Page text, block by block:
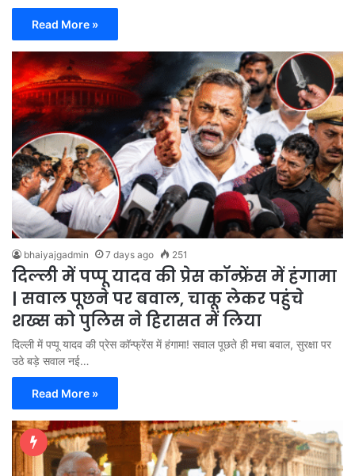
Read More »
bhaiyajgadmin 7 days ago 251
दिल्ली में पप्पू यादव की प्रेस कॉन्फ्रेंस में हंगामा
| सवाल पूछने पर बवाल, चाकू लेकर पहुंचे
शख्स को पुलिस ने हिरासत में लिया
दिल्ली में पप्पू यादव की प्रेस कॉन्फ्रेंस में हंगामा! सवाल पूछते ही मचा बवाल, सुरक्षा पर
उठे बड़े सवाल नई…
Read More »